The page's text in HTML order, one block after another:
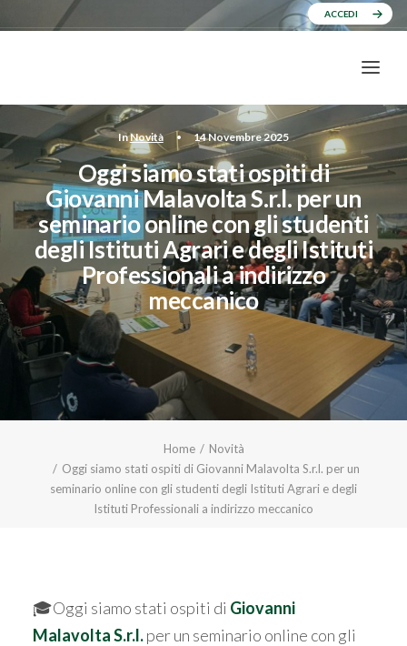
ACCEDI
InNovità • 14 Novembre 2025
Oggi siamo stati ospiti di
Giovanni Malavolta S.r.l. per un
seminario online con gli studenti
degli Istituti Agrari e degli Istituti
Professionali a indirizzo
meccanico
Home
Novità
Oggi siamo stati ospiti di Giovanni Malavolta S.r.l. per un
seminario online con gli studenti degli Istituti Agrari e degli
Istituti Professionali a indirizzo meccanico
🎓Oggi siamo stati ospiti di Giovanni
Malavolta S.r.l.per un seminario online con gli